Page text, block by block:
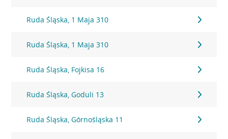
Ruda Śląska, 1 Maja 310
Ruda Śląska, 1 Maja 310
Ruda Śląska, Fojkisa 16
Ruda Śląska, Goduli 13
Ruda Śląska, Górnośląska 11